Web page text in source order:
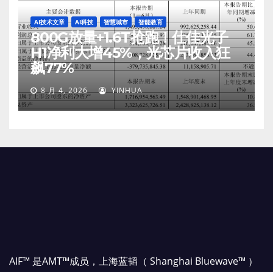
AI技术文章 AI科技 智慧城市 智能教育
800G放量+1.6T抢跑！仕佳光子
H1净利大增45%，光芯片收入狂
飙77%
8 月 4, 2026 YINHUA
AIF™ 是AMT™成员，上海蓝韬（ Shanghai Bluewave™ ）